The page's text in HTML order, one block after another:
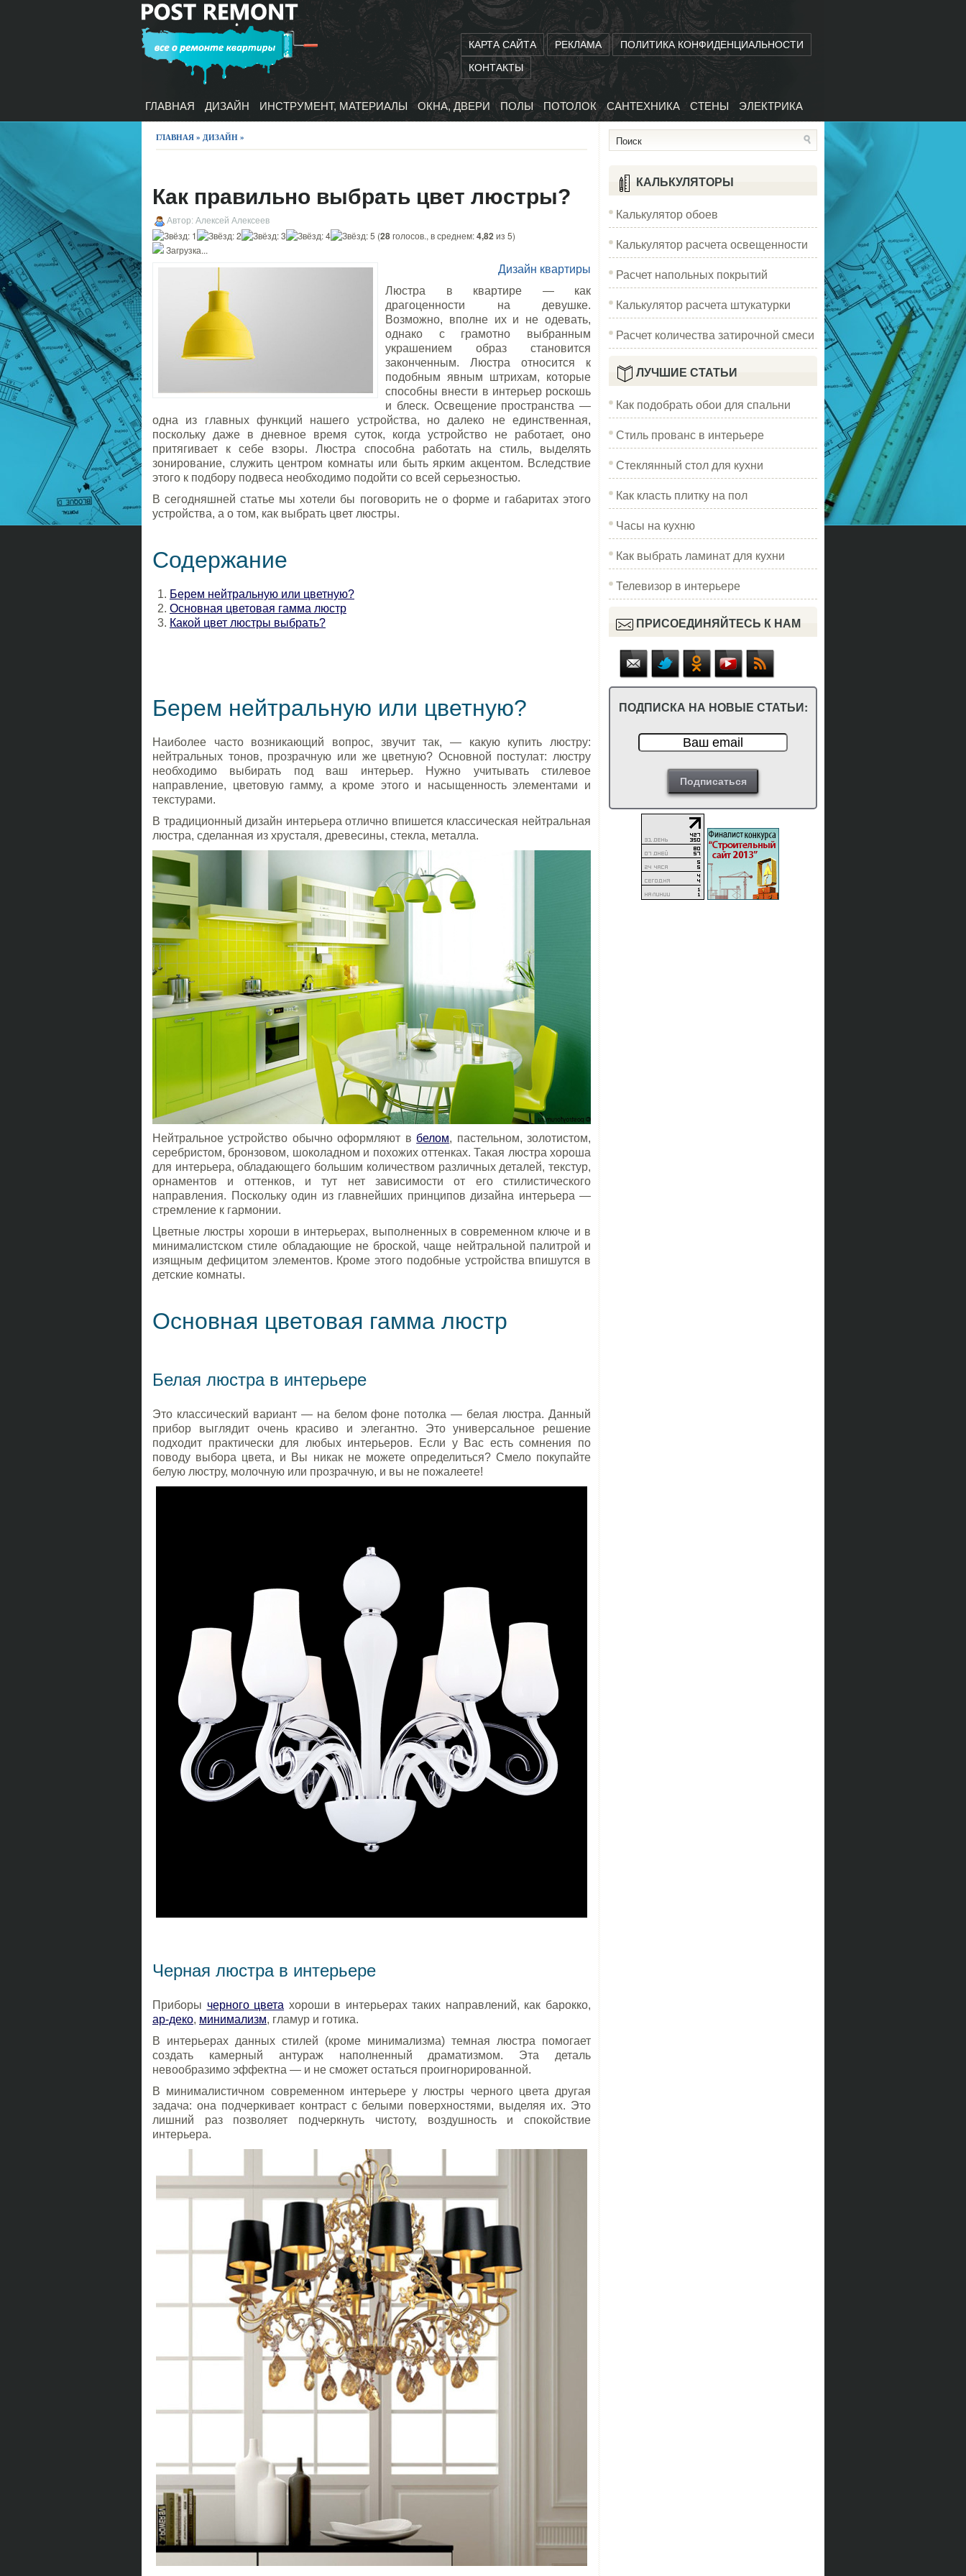
КАРТА САЙТА РЕКЛАМА
ПОЛИТИКА КОНФИДЕНЦИАЛЬНОСТИ
КОНТАКТЫ
ГЛАВНАЯ ДИЗАЙН ИНСТРУМЕНТ, МАТЕРИАЛЫ ОКНА, ДВЕРИ ПОЛЫ ПОТОЛОК САНТЕХНИКА СТЕНЫ ЭЛЕКТРИКА
ГЛАВНАЯ » ДИЗАЙН »
Как правильно выбрать цвет люстры?
Автор: Алексей Алексеев
(28голосов., в среднем:4,82из 5)
Загрузка...
Дизайн квартиры
Люстра в квартире — как
драгоценности на девушке.
Возможно, вполне их и не одевать,
однако с грамотно выбранным
украшением образ становится
законченным. Люстра относится к
подобным явным штрихам, которые
способны внести в интерьер роскошь
и блеск. Освещение пространства —
одна из главных функций нашего устройства, но далеко не единственная,
поскольку даже в дневное время суток, когда устройство не работает, оно
притягивает к себе взоры. Люстра способна работать на стиль, выделять
зонирование, служить центром комнаты или быть ярким акцентом. Вследствие
этого к подбору подвеса необходимо подойти со всей серьезностью.
В сегодняшней статье мы хотели бы поговорить не о форме и габаритах этого
устройства, а о том, как выбрать цвет люстры.
Содержание
Берем нейтральную или цветную?
Основная цветовая гамма люстр
Какой цвет люстры выбрать?
Берем нейтральную или цветную?
Наиболее часто возникающий вопрос, звучит так, — какую купить люстру:
нейтральных тонов, прозрачную или же цветную? Основной постулат: люстру
необходимо выбирать под ваш интерьер. Нужно учитывать стилевое
направление, цветовую гамму, а кроме этого и насыщенность элементами и
текстурами.
В традиционный дизайн интерьера отлично впишется классическая нейтральная
люстра, сделанная из хрусталя, древесины, стекла, металла.
Нейтральное устройство обычно оформляют в белом, пастельном, золотистом,
серебристом, бронзовом, шоколадном и похожих оттенках. Такая люстра хороша
для интерьера, обладающего большим количеством различных деталей, текстур,
орнаментов и оттенков, и тут нет зависимости от его стилистического
направления. Поскольку один из главнейших принципов дизайна интерьера —
стремление к гармонии.
Цветные люстры хороши в интерьерах, выполненных в современном ключе и в
минималистском стиле обладающие не броской, чаще нейтральной палитрой и
изящным дефицитом элементов. Кроме этого подобные устройства впишутся в
детские комнаты.
Основная цветовая гамма люстр
Белая люстра в интерьере
Это классический вариант — на белом фоне потолка — белая люстра. Данный
прибор выглядит очень красиво и элегантно. Это универсальное решение
подходит практически для любых интерьеров. Если у Вас есть сомнения по
поводу выбора цвета, и Вы никак не можете определиться? Смело покупайте
белую люстру, молочную или прозрачную, и вы не пожалеете!
Черная люстра в интерьере
Приборы черного цвета хороши в интерьерах таких направлений, как барокко,
ар-деко, минимализм, гламур и готика.
В интерьерах данных стилей (кроме минимализма) темная люстра помогает
создать камерный антураж наполненный драматизмом. Эта деталь
невообразимо эффектна — и не сможет остаться проигнорированной.
В минималистичном современном интерьере у люстры черного цвета другая
задача: она подчеркивает контраст с белыми поверхностями, выделяя их. Это
лишний раз позволяет подчеркнуть чистоту, воздушность и спокойствие
интерьера.
КАЛЬКУЛЯТОРЫ
Калькулятор обоев
Калькулятор расчета освещенности
Расчет напольных покрытий
Калькулятор расчета штукатурки
Расчет количества затирочной смеси
ЛУЧШИЕ СТАТЬИ
Как подобрать обои для спальни
Стиль прованс в интерьере
Стеклянный стол для кухни
Как класть плитку на пол
Часы на кухню
Как выбрать ламинат для кухни
Телевизор в интерьере
ПРИСОЕДИНЯЙТЕСЬ К НАМ
ПОДПИСКА НА НОВЫЕ СТАТЬИ: